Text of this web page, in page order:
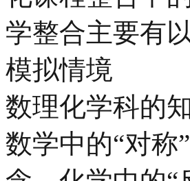
学整合主要有
模拟情境
数理化学科的
数学中的“对称